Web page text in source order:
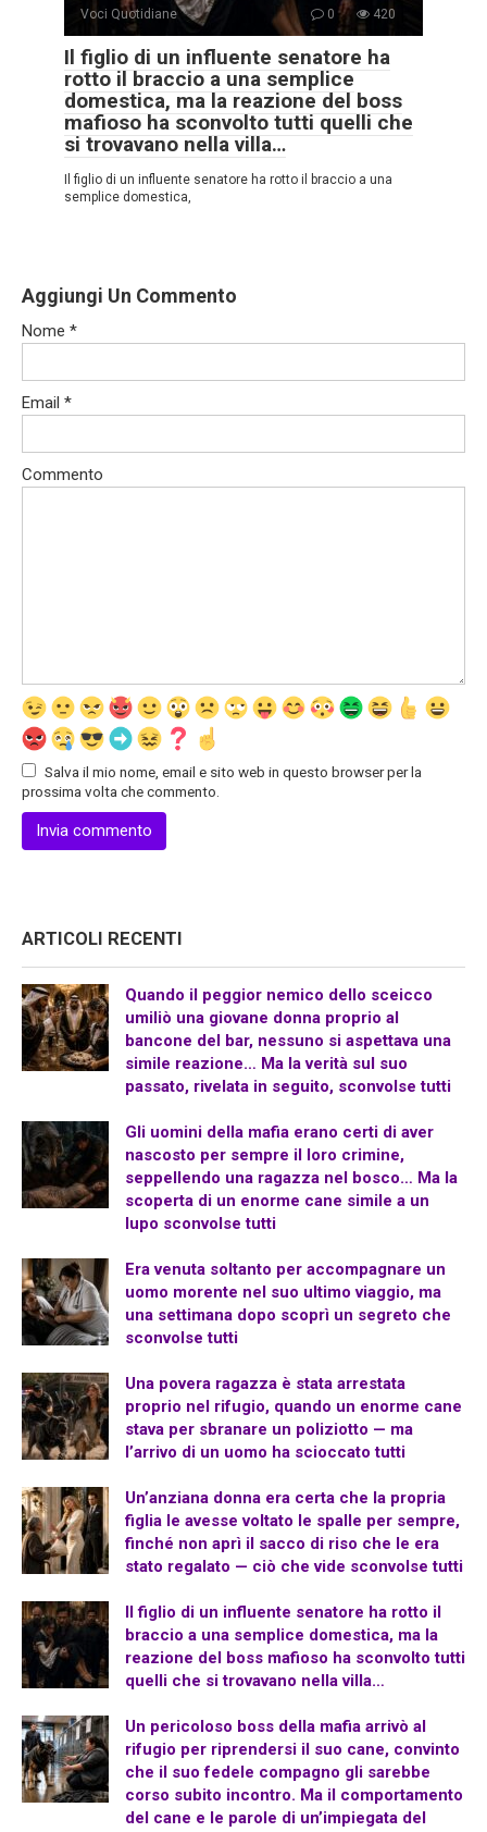
Voci Quotidiane 0 420
Il figlio di un influente senatore ha
rotto il braccio a una semplice
domestica, ma la reazione del boss
mafioso ha sconvolto tutti quelli che
si trovavano nella villa…
Il figlio di un influente senatore ha rotto il braccio a una
semplice domestica,
Aggiungi Un Commento
Nome *
Email *
Commento
Salva il mio nome, email e sito web in questo browser per la
prossima volta che commento.
ARTICOLI RECENTI
Quando il peggior nemico dello sceicco
umiliò una giovane donna proprio al
bancone del bar, nessuno si aspettava una
simile reazione… Ma la verità sul suo
passato, rivelata in seguito, sconvolse tutti
Gli uomini della mafia erano certi di aver
nascosto per sempre il loro crimine,
seppellendo una ragazza nel bosco… Ma la
scoperta di un enorme cane simile a un
lupo sconvolse tutti
Era venuta soltanto per accompagnare un
uomo morente nel suo ultimo viaggio, ma
una settimana dopo scoprì un segreto che
sconvolse tutti
Una povera ragazza è stata arrestata
proprio nel rifugio, quando un enorme cane
stava per sbranare un poliziotto — ma
l’arrivo di un uomo ha scioccato tutti
Un’anziana donna era certa che la propria
figlia le avesse voltato le spalle per sempre,
finché non aprì il sacco di riso che le era
stato regalato — ciò che vide sconvolse tutti
Il figlio di un influente senatore ha rotto il
braccio a una semplice domestica, ma la
reazione del boss mafioso ha sconvolto tutti
quelli che si trovavano nella villa…
Un pericoloso boss della mafia arrivò al
rifugio per riprendersi il suo cane, convinto
che il suo fedele compagno gli sarebbe
corso subito incontro. Ma il comportamento
del cane e le parole di un’impiegata del